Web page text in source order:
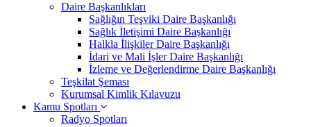
Daire Başkanlıkları
Sağlığın Teşviki Daire Başkanlığı
Sağlık İletişimi Daire Başkanlığı
Halkla İlişkiler Daire Başkanlığı
İdari ve Mali İşler Daire Başkanlığı
İzleme ve Değerlendirme Daire Başkanlığı
Teşkilat Şeması
Kurumsal Kimlik Kılavuzu
Kamu Spotları
Radyo Spotları